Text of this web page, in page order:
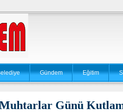
Gündem Eğitim
Günü